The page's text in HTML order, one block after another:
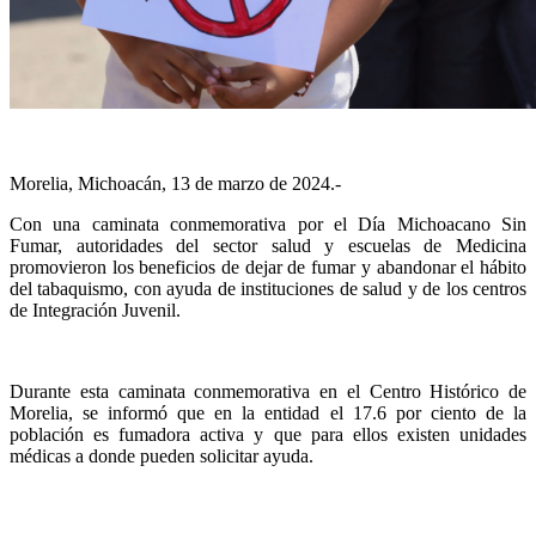
Morelia, Michoacán, 13 de marzo de 2024.-
Con una caminata conmemorativa por el Día Michoacano Sin
Fumar, autoridades del sector salud y escuelas de Medicina
promovieron los beneficios de dejar de fumar y abandonar el hábito
del tabaquismo, con ayuda de instituciones de salud y de los centros
de Integración Juvenil.
Durante esta caminata conmemorativa en el Centro Histórico de
Morelia, se informó que en la entidad el 17.6 por ciento de la
población es fumadora activa y que para ellos existen unidades
médicas a donde pueden solicitar ayuda.